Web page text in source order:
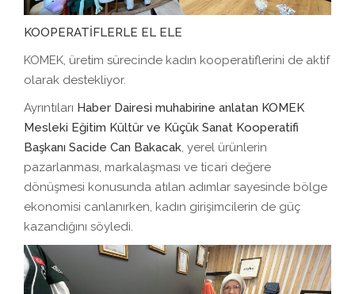
KOOPERATİFLERLE EL ELE
KOMEK, üretim sürecinde kadın kooperatiflerini de aktif
olarak destekliyor.
Ayrıntıları Haber Dairesi muhabirine anlatan KOMEK
Mesleki Eğitim Kültür ve Küçük Sanat Kooperatifi
Başkanı Sacide Can Bakacak, yerel ürünlerin
pazarlanması, markalaşması ve ticari değere
dönüşmesi konusunda atılan adımlar sayesinde bölge
ekonomisi canlanırken, kadın girişimcilerin de güç
kazandığını söyledi.